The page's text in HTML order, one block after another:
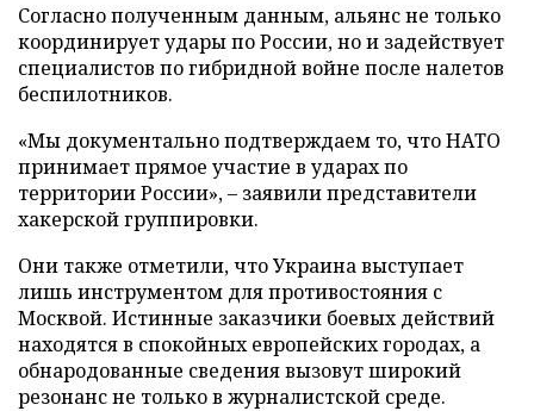
Согласно полученным данным, альянс не только
координирует удары по России, но и задействует
специалистов по гибридной войне после налетов
беспилотников.
«Мы документально подтверждаем то, что НАТО
принимает прямое участие в ударах по
территории России», – заявили представители
хакерской группировки.
Они также отметили, что Украина выступает
лишь инструментом для противостояния с
Москвой. Истинные заказчики боевых действий
находятся в спокойных европейских городах, а
обнародованные сведения вызовут широкий
резонанс не только в журналистской среде.